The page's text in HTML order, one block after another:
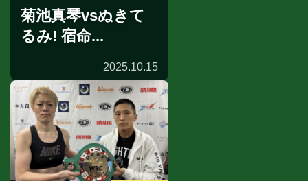
菊池真琴vsぬきて
るみ! 宿命...
2025.10.15